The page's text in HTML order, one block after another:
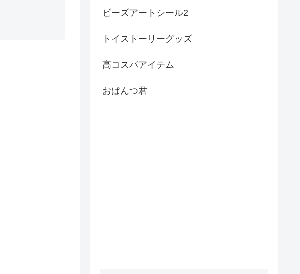
ビーズアートシール2
トイストーリーグッズ
高コスパアイテム
おぱんつ君